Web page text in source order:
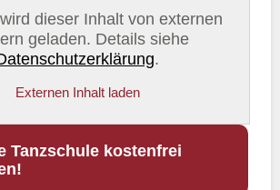
dieser Inhalt von externen
geladen. Details siehe
.
Externen Inhalt laden
Tanzschule kostenfrei